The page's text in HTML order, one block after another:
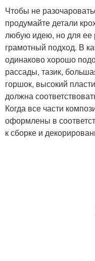
Чтобы не
продумайте детали
любую идею, но для ее
грамотный подход. В
одинаково хорошо
рассады, тазик,
горшок, высокий
должна
Когда все части
оформлены в
к сборке и